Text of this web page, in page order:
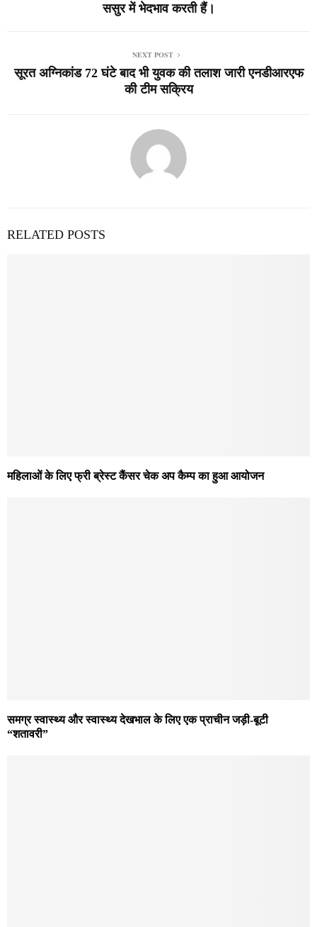
ससुर में भेदभाव करती हैं।
NEXT POST
सूरत अग्निकांड 72 घंटे बाद भी युवक की तलाश जारी एनडीआरएफ
की टीम सक्रिय
RELATED POSTS
महिलाओं के लिए फ्री ब्रेस्ट कैंसर चेक अप कैम्प का हुआ आयोजन
समग्र स्वास्थ्य और स्वास्थ्य देखभाल के लिए एक प्राचीन जड़ी-बूटी
“शतावरी”